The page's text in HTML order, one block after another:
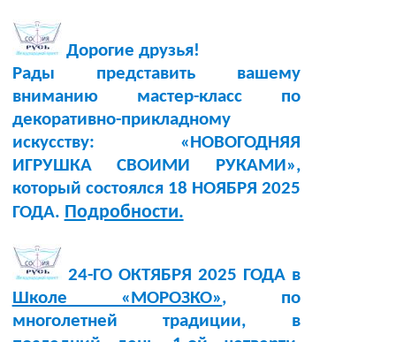
Дорогие друзья!
Рады представить вашему
вниманию мастер-класс по
декоративно-прикладному
искусству: «НОВОГОДНЯЯ
ИГРУШКА СВОИМИ РУКАМИ»,
который состоялся 18 НОЯБРЯ 2025
ГОДА. Подробности.
24-ГО ОКТЯБРЯ 2025 ГОДА в
Школе «МОРОЗКО», по
многолетней традиции, в